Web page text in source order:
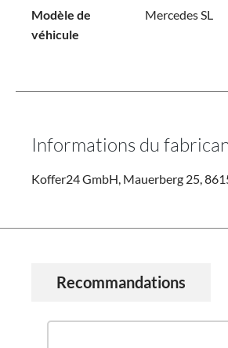
Modèle de
véhicule
Mercedes SL
Informations du
Koffer24 GmbH, Mauerberg 25,
Recommandations